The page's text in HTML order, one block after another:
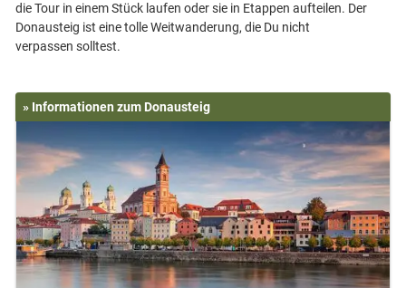
die Tour in einem Stück laufen oder sie in Etappen aufteilen. Der
Donausteig ist eine tolle Weitwanderung, die Du nicht
» Informationen zum Donausteig